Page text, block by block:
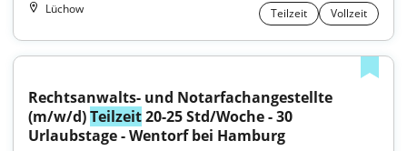
Lüchow Teilzeit Vollzeit
Rechtsanwalts- und Notarfachangestellte
(m/w/d) Teilzeit 20-25 Std/Woche - 30
Urlaubstage - Wentorf bei Hamburg